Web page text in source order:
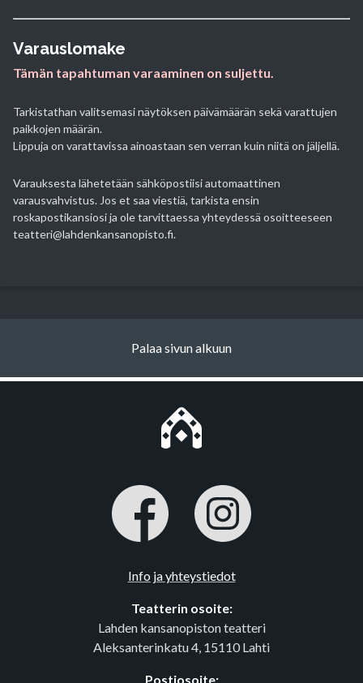
Varauslomake
Tämän tapahtuman varaaminen on suljettu.
Tarkistathan valitsemasi näytöksen päivämäärän sekä varattujen
paikkojen määrän.
Lippuja on varattavissa ainoastaan sen verran kuin niitä on jäljellä.
Varauksesta lähetetään sähköpostiisi automaattinen
varausvahvistus. Jos et saa viestiä, tarkista ensin
roskapostikansiosi ja ole tarvittaessa yhteydessä osoitteeseen
teatteri@lahdenkansanopisto.fi.
Palaa sivun alkuun
Info ja yhteystiedot
Teatterin osoite:
Lahden kansanopiston teatteri
Aleksanterinkatu 4, 15110 Lahti
Postiosoite: